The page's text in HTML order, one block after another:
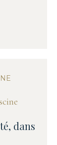
dans